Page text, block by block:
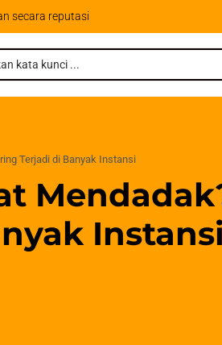
secara reputasi
Terjadi di Banyak Instansi
Instansi